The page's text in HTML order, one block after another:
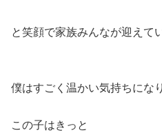
と笑顔で家族みんなが迎えて
僕はすごく温かい気持ちにな
この子はきっと